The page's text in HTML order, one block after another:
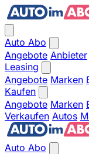
Auto Abo
Angebote Anbieter
Leasing
Angebote Marken
Kaufen
Angebote Marken
Verkaufen Autos
Auto Abo